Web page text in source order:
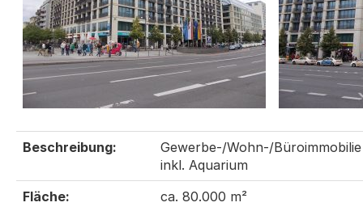
Beschreibung:
Gewerbe-/Wohn-/Büroimmobilie
inkl. Aquarium
Fläche:
ca. 80.000 m²